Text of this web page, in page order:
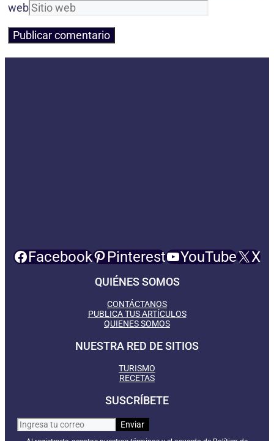
web
Facebook Pinterest YouTube X
QUIÉNES SOMOS
CONTÁCTANOS
PUBLICA TUS ARTÍCULOS
QUIENES SOMOS
NUESTRA RED DE SITIOS
TURISMO
RECETAS
SUSCRÍBETE